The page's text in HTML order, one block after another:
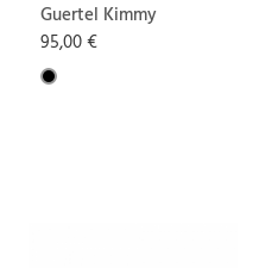
Guertel Kimmy
95,00 €